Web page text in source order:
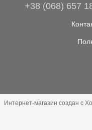
+38 (068) 657
Интернет-магазин создан с